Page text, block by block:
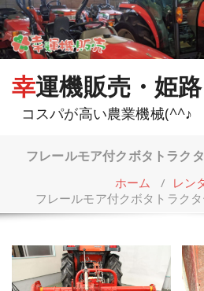
コ
ン
テ
ン
幸運機販売・姫路
コスパが高い農業機械(^^♪
フレールモア付クボタトラク
ホーム / レン
フレールモア付クボタトラク